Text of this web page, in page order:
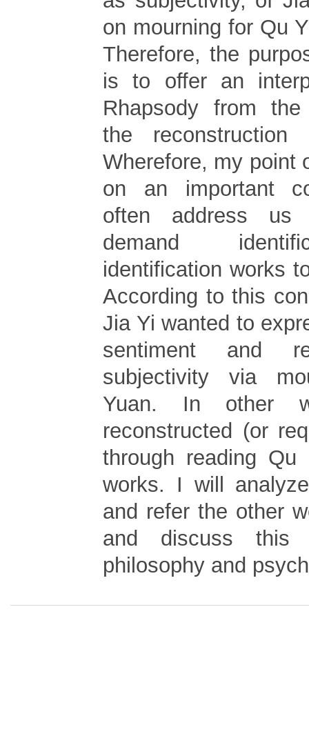
on mourning for Qu
Therefore, the
is to offer an
Rhapsody from
the reconstruction
Wherefore, my point
on an important
often address
demand
identification works
According to this
Jia Yi wanted to
sentiment and
subjectivity via
Yuan. In other
reconstructed (or
through reading Qu
works. I will
and refer the other
and discuss this
philosophy and